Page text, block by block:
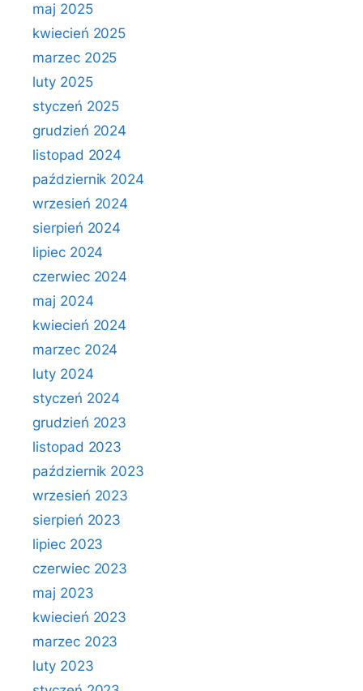
maj 2025
kwiecień 2025
marzec 2025
luty 2025
styczeń 2025
grudzień 2024
listopad 2024
październik 2024
wrzesień 2024
sierpień 2024
lipiec 2024
czerwiec 2024
maj 2024
kwiecień 2024
marzec 2024
luty 2024
styczeń 2024
grudzień 2023
listopad 2023
październik 2023
wrzesień 2023
sierpień 2023
lipiec 2023
czerwiec 2023
maj 2023
kwiecień 2023
marzec 2023
luty 2023